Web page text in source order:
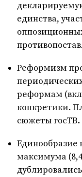
единства,
Реформизм
реформам
конкретики.
сюжеты госТВ.
Единообразие
максимума